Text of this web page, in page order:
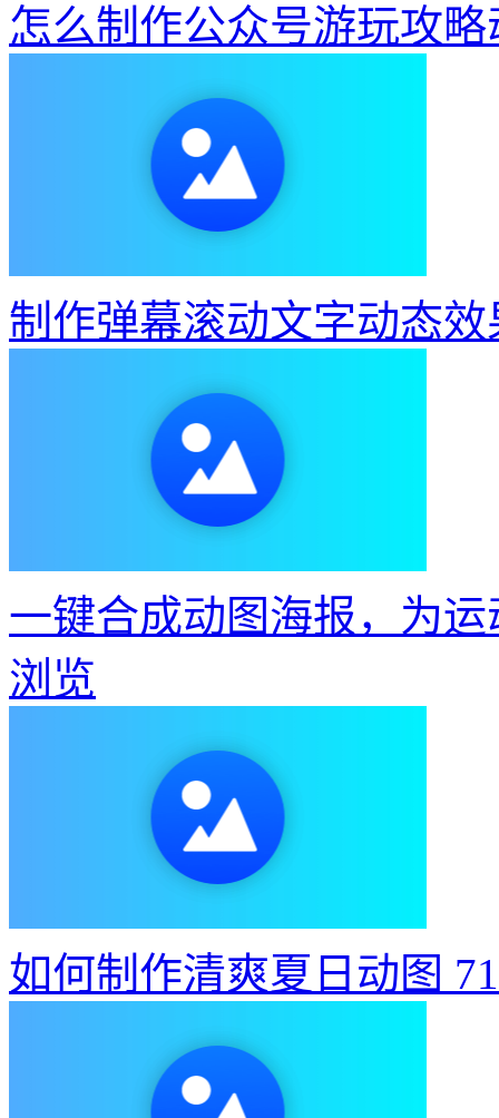
怎么制作公众号游玩攻
制作弹幕滚动文字动态效
一键合成动图海报，为
浏览
如何制作清爽夏日动图